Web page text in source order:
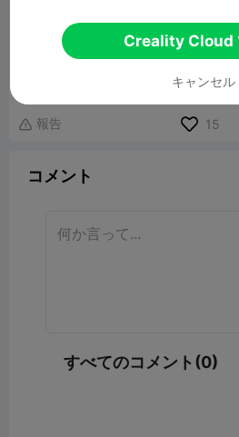
 報告 15
コメント
すべてのコメント(0)
Creality Cloud
キャンセル